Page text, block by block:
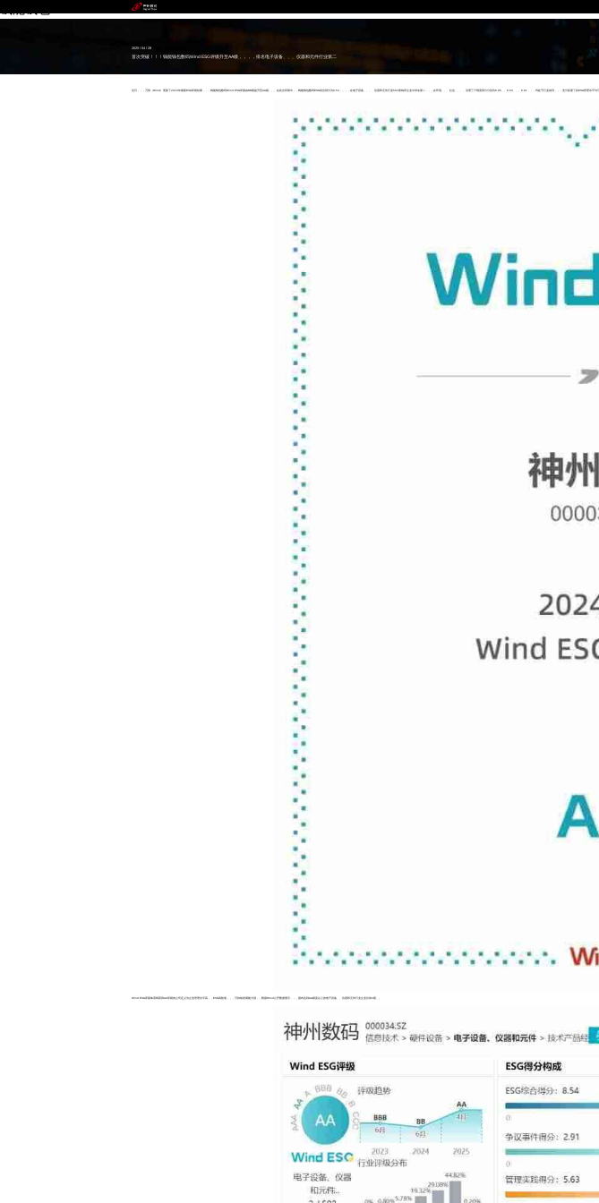
2025 / 04 / 28
首次突破！！！钱能钱包数码Wind ESG评级升至AA级，，，，排名电子设备、、、仪器和元件行业第二
近日，，，万得（Wind）更新了2024年最新ESG评级结果，，，钱能钱包数码Wind ESG评级由BB级提升至AA级。。。在此次评级中，，钱能钱包数码ESG综合得分为8.54，，，，在电子设备、、、、仪器和元件行业502家纳评企业中排名第二，，，在环境、、、社会、、、、治理三个维度得分分别为6.95、、8.63、、、8.01，，，均处于行业前列，，，充分彰显了其ESG管理水平与可持续
Wind ESG评级体系将获得AA评级的公司定义为企业管理水平高，，ESG风险低，，，可持续发展能力强，，根据Wind公开数据显示，，，国内达到AA级及以上的电子设备、、仪器和元件行业企业仅有4家。。